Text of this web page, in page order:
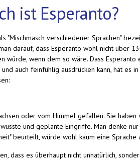
ist Esperanto?
"Mischmasch verschiedener Sprachen"
darauf, dass Esperanto wohl nicht über
würde, wenn dem so wäre. Dass
auch feinfühlig ausdrücken kann, hat es
oder vom Himmel gefallen. Sie haben
und geplante Eingriffe. Man denke
beurteilt, würde wohl kaum eine Sprache
dass es überhaupt nicht unnatürlich,